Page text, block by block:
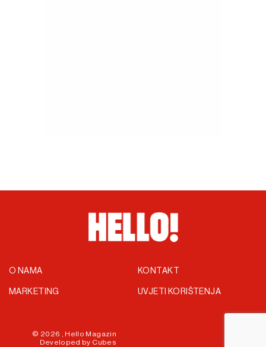
O NAMA
MARKETING
KONTAKT
UVJETI KORIŠTENJA
© 2026 , Hello Magazin
Developed by Cubes